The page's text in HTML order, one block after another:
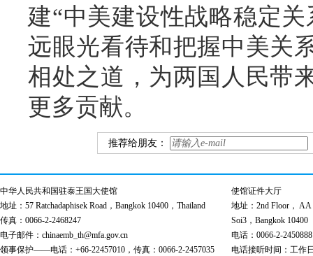
建“中美建设性战略稳定
远眼光看待和把握中美关
相处之道，为两国人民带
更多贡献。
推荐给朋友：
中华人民共和国驻泰王国大使馆
地址：57 Ratchadaphisek Road，Bangkok 10400，Thailand
传真：0066-2-2468247
电子邮件：chinaemb_th@mfa.gov.cn
领事保护——电话：+66-22457010，传真：0066-2-2457035
使馆证件大厅
地址：2nd Floor， AA
Soi3，Bangkok 10400
电话：0066-2-
电话接听时间：工作